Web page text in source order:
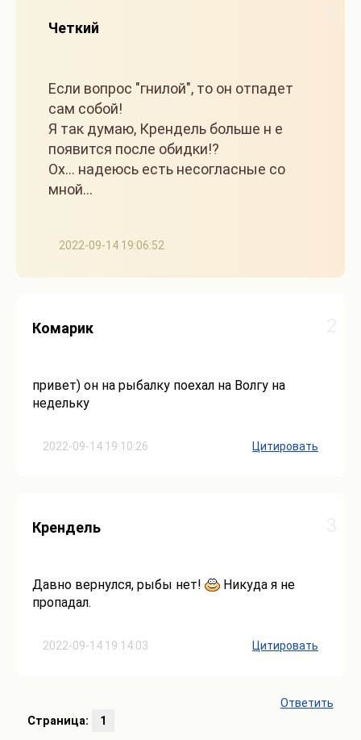
2022-09-14 19:06:52
Четкий
Если вопрос "гнилой", то он отпадет
сам собой!
Я так думаю, Крендель больше н е
появится после обидки!?
Ох... надеюсь есть несогласные со
мной...
2022-09-14 19:10:26
Комарик
привет) он на рыбалку поехал на Волгу на
недельку
Цитировать
2022-09-14 19:14:03
Крендель
Давно вернулся, рыбы нет!
Никуда я не
пропадал.
Цитировать
Ответить
Страница:
1